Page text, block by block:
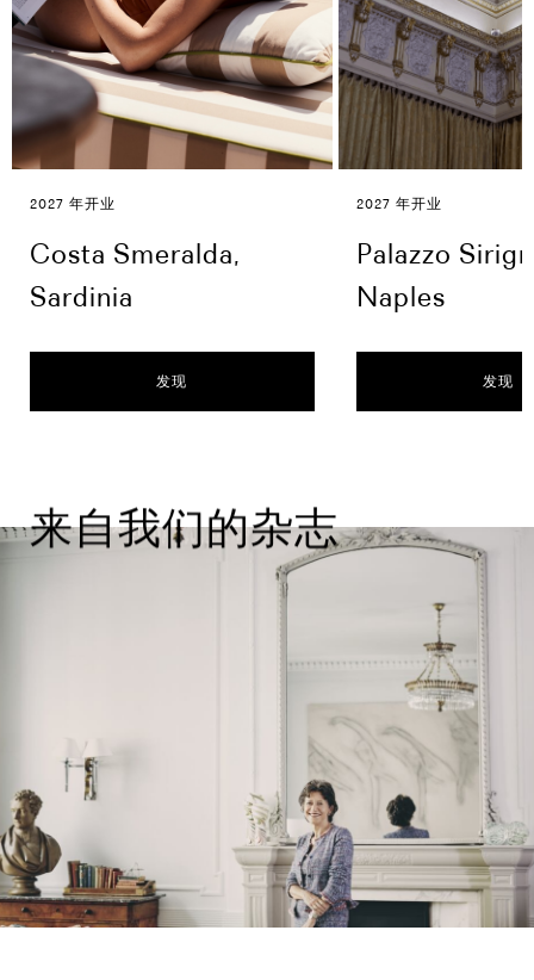
2027 年开业
Costa Smeralda,
Sardinia
发现
2027 年开业
Palazzo
Naples
发现
来自我们的杂志